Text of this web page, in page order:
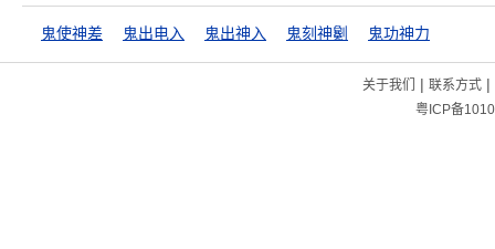
鬼使神差 鬼出电入 鬼出神入 鬼刻神劖 鬼功神力
关于我们 | 联系方式|
粤ICP备